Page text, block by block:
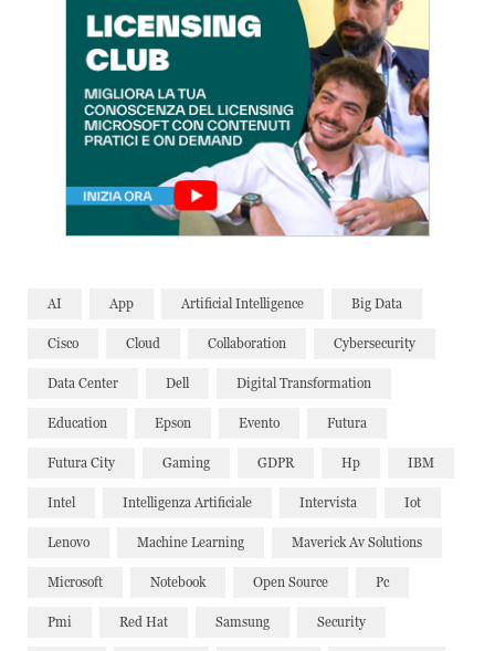
AI App Artificial Intelligence Big Data
Cisco Cloud Collaboration Cybersecurity
Data Center Dell Digital Transformation
Education Epson Evento Futura
Futura City Gaming GDPR Hp IBM
Intel Intelligenza Artificiale Intervista Iot
Lenovo Machine Learning Maverick Av Solutions
Microsoft Notebook Open Source Pc
Pmi Red Hat Samsung Security